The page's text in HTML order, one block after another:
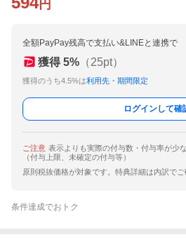
円
全額PayPay残高で支払い&LINEと連携で
獲得 5% （25pt）
獲得のうち4.5%は利用先・期間限定
ログインして確
ご注意 表示よりも実際の付与数・付与率が少
（付与上限、未確定の付与等）
原則税抜価格が対象です。特典詳細は内訳でご
条件達成でおトク